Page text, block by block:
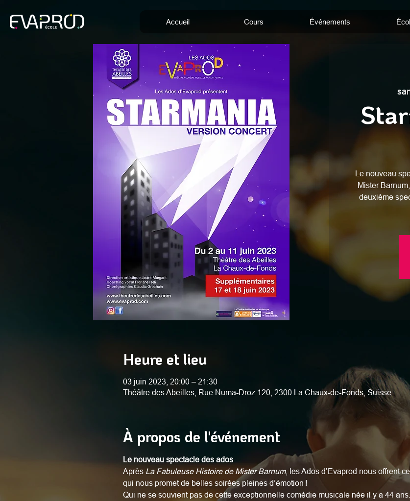
Accueil Cours Événements
Le nouveau
Mister
deuxième
Heure et lieu
03 juin 2023, 20:00 – 21:30
Théâtre des Abeilles, Rue Numa-Droz 120, 2300 La Chaux-de-Fonds, Suisse
À propos de l'événement
Le nouveau spectacle des ados
Après La Fabuleuse Histoire de Mister Barnum, les Ados d’Evaprod nous offrent
qui nous promet de belles soirées pleines d’émotion !
Qui ne se souvient pas de cette exceptionnelle comédie musicale née il y a 44 ans.